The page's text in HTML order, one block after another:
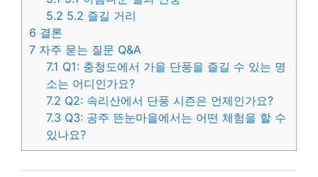
5.2 5.2 즐길 거리
6 결론
7 자주 묻는 질문 Q&A
7.1 Q1: 충청도에서 가을 단풍을 즐길 수 있는 명
소는 어디인가요?
7.2 Q2: 속리산에서 단풍 시즌은 언제인가요?
7.3 Q3: 공주 뜬눈마을에서는 어떤 체험을 할 수
있나요?